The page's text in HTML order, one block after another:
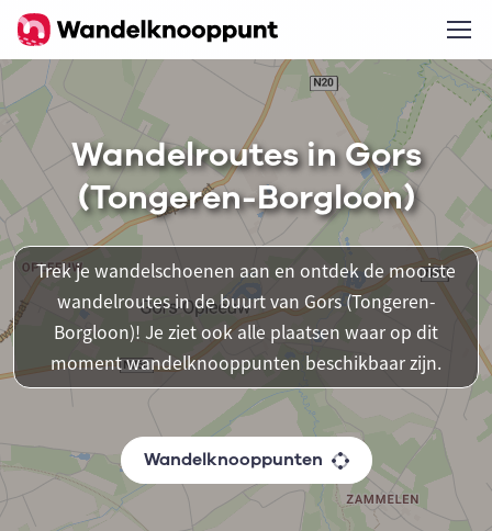
Wandelroutes in Gors
(Tongeren-Borgloon)
Trek je wandelschoenen aan en ontdek de mooiste
wandelroutes in de buurt van Gors (Tongeren-
Borgloon)! Je ziet ook alle plaatsen waar op dit
moment wandelknooppunten beschikbaar zijn.
Wandelknooppunten